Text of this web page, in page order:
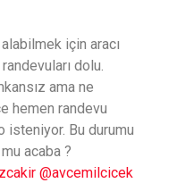
için aracı
dolu.
ama ne
hemen randevu
isteniyor. Bu durumu
acaba ?
@avcemilcicek